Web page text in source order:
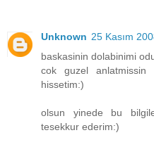
Unknown 25 Kasım
baskasinin dolabinimi
cok guzel
hissetim:)
olsun yinede bu
tesekkur ederim:)